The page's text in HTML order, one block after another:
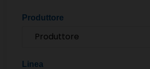
Produttore
Produttore
Linea